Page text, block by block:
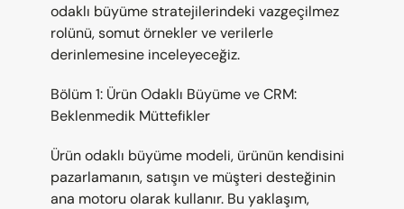
odaklı büyüme stratejilerindeki vazgeçilmez
rolünü, somut örnekler ve verilerle
derinlemesine inceleyeceğiz.
Bölüm 1: Ürün Odaklı Büyüme ve CRM:
Beklenmedik Müttefikler
Ürün odaklı büyüme modeli, ürünün kendisini
pazarlamanın, satışın ve müşteri desteğinin
ana motoru olarak kullanır. Bu yaklaşım,